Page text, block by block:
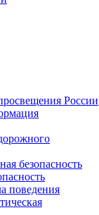
России
безопасность
поведения